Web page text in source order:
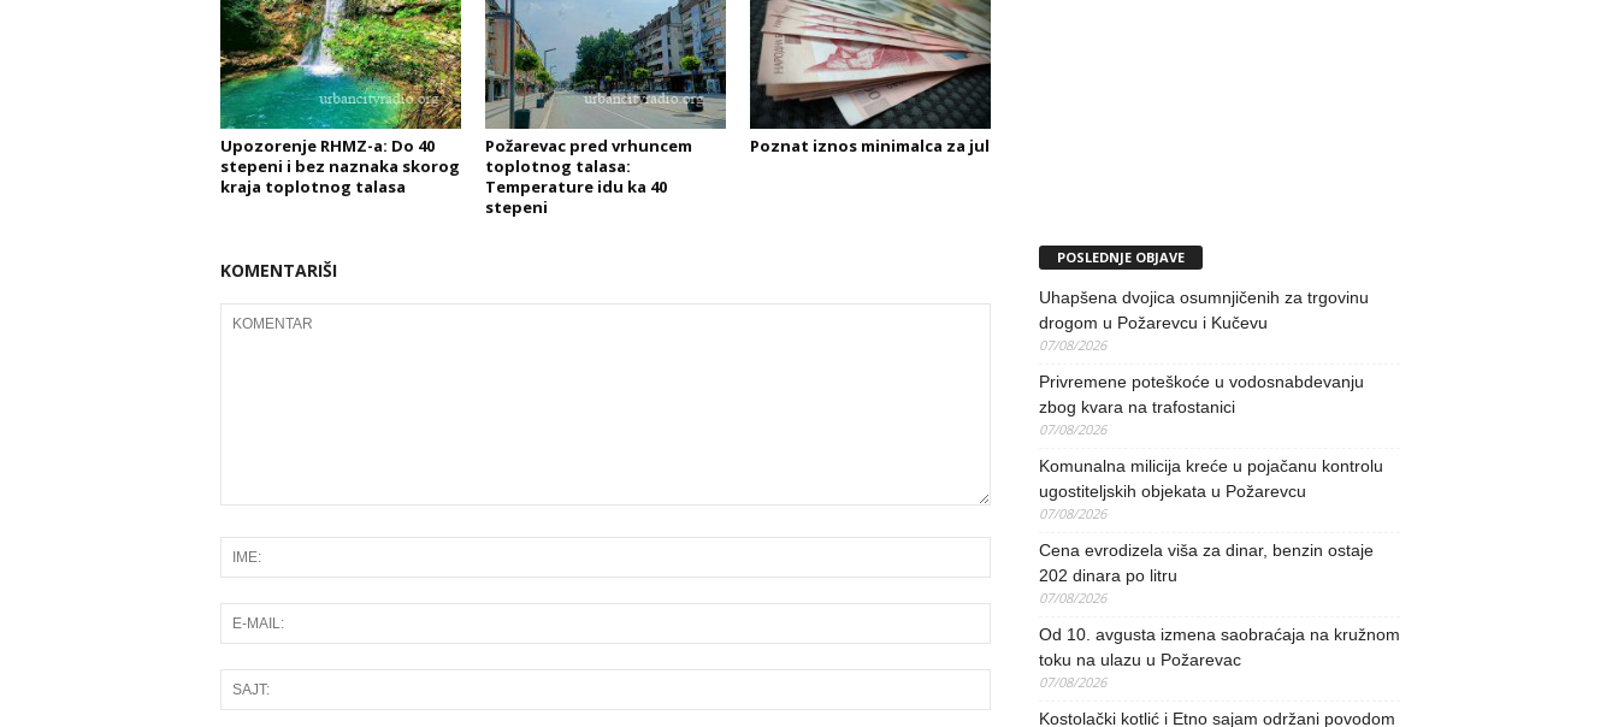
Upozorenje RHMZ-a: Do 40
stepeni i bez naznaka skorog
kraja toplotnog talasa
Požarevac pred vrhuncem
toplotnog talasa:
Temperature idu ka 40
stepeni
Poznat iznos minimalca za jul
KOMENTARIŠI
POSLEDNJE OBJAVE
Uhapšena dvojica osumnjičenih za trgovinu
drogom u Požarevcu i Kučevu
07/08/2026
Privremene poteškoće u vodosnabdevanju
zbog kvara na trafostanici
07/08/2026
Komunalna milicija kreće u pojačanu kontrolu
ugostiteljskih objekata u Požarevcu
07/08/2026
Cena evrodizela viša za dinar, benzin ostaje
202 dinara po litru
07/08/2026
Od 10. avgusta izmena saobraćaja na kružnom
toku na ulazu u Požarevac
07/08/2026
Kostolački kotlić i Etno sajam održani povodom